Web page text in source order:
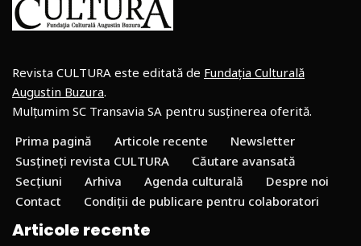
Revista CULTURA este editată de Fundația Culturală
Augustin Buzura.
Mulțumim SC Transavia SA pentru susținerea oferită.
Prima pagină
Articole recente
Newsletter
Susțineți revista CULTURA
Căutare avansată
Secțiuni
Arhiva Agenda culturală
Despre noi
Contact
Condiții de publicare pentru colaboratori
Articole recente